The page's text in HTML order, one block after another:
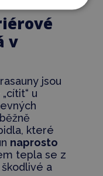
v
jsou
u
které
naprosto
tepla se z
a